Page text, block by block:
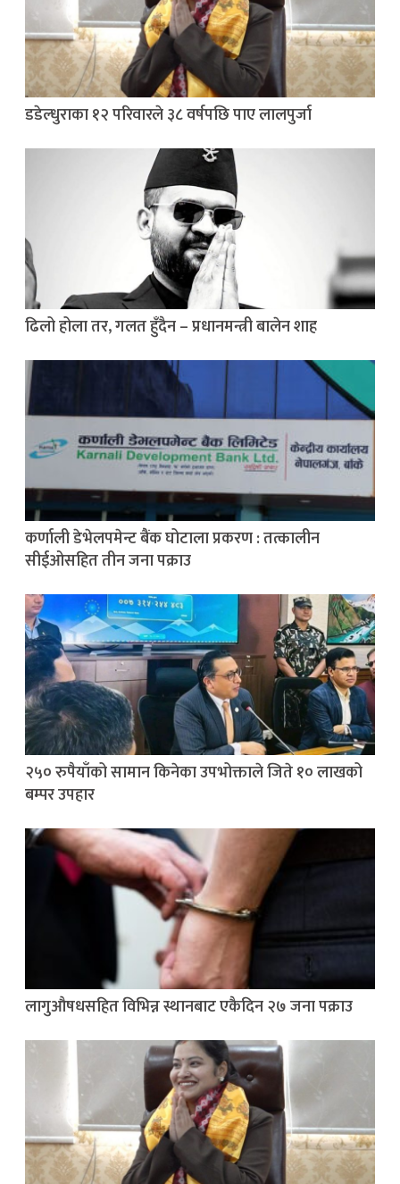
डडेल्धुराका १२ परिवारले ३८ वर्षपछि पाए लालपुर्जा
ढिलो होला तर, गलत हुँदैन – प्रधानमन्त्री बालेन शाह
कर्णाली डेभेलपमेन्ट बैंक घोटाला प्रकरण : तत्कालीन
सीईओसहित तीन जना पक्राउ
२५० रुपैयाँको सामान किनेका उपभोक्ताले जिते १० लाखको
बम्पर उपहार
लागुऔषधसहित विभिन्न स्थानबाट एकैदिन २७ जना पक्राउ